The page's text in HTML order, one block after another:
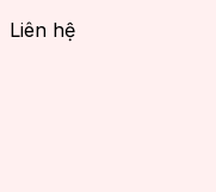
Liên hệ